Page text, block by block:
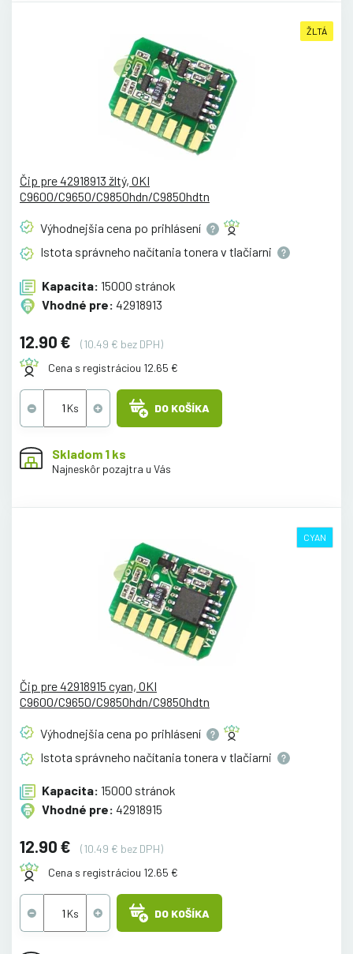
ŽLTÁ
Čip pre 42918913 žltý, OKI
C9600/C9650/C9850hdn/C9850hdtn
Výhodnejšia cena po prihlásení
Istota správneho načítania tonera v tlačiarni
Kapacita: 15000 stránok
Vhodné pre: 42918913
12.90 €
(10.49 € bez DPH)
Cena s registráciou 12.65 €
DO KOŠÍKA
Skladom 1 ks
Najneskôr pozajtra u Vás
CYAN
Čip pre 42918915 cyan, OKI
C9600/C9650/C9850hdn/C9850hdtn
Výhodnejšia cena po prihlásení
Istota správneho načítania tonera v tlačiarni
Kapacita: 15000 stránok
Vhodné pre: 42918915
12.90 €
(10.49 € bez DPH)
Cena s registráciou 12.65 €
DO KOŠÍKA